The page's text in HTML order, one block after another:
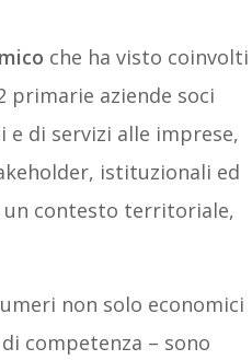
che ha visto coinvolti
primarie aziende soci
di servizi alle imprese,
istituzionali ed
contesto territoriale,
non solo economici
competenza – sono